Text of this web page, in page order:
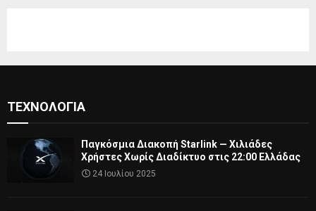
ΤΕΧΝΟΛΟΓΊΑ
Παγκόσμια Διακοπή Starlink — Χιλιάδες
Χρήστες Χωρίς Διαδίκτυο στις 22:00 Ελλάδας
24 Ιουλίου 2025